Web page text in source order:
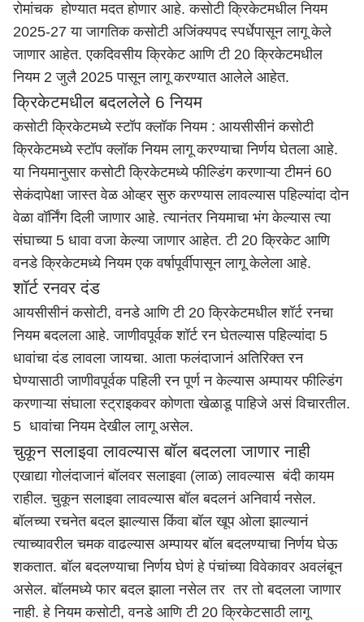
रोमांचक होण्यात मदत होणार आहे. कसोटी क्रिकेटमधील नियम
2025-27 या जागतिक कसोटी अजिंक्यपद स्पर्धेपासून लागू केले
जाणार आहेत. एकदिवसीय क्रिकेट आणि टी 20 क्रिकेटमधील
नियम 2 जुलै 2025 पासून लागू करण्यात आलेले आहेत.
क्रिकेटमधील बदललेले 6 नियम
कसोटी क्रिकेटमध्ये स्टॉप क्लॉक नियम : आयसीसीनं कसोटी
क्रिकेटमध्ये स्टॉप क्लॉक नियम लागू करण्याचा निर्णय घेतला आहे.
या नियमानुसार कसोटी क्रिकेटमध्ये फील्डिंग करणाऱ्या टीमनं 60
सेकंदापेक्षा जास्त वेळ ओव्हर सुरु करण्यास लावल्यास पहिल्यांदा दोन
वेळा वॉर्निंग दिली जाणार आहे. त्यानंतर नियमाचा भंग केल्यास त्या
संघाच्या 5 धावा वजा केल्या जाणार आहेत. टी 20 क्रिकेट आणि
वनडे क्रिकेटमध्ये नियम एक वर्षापूर्वीपासून लागू केलेला आहे.
शॉर्ट रनवर दंड
आयसीसीनं कसोटी, वनडे आणि टी 20 क्रिकेटमधील शॉर्ट रनचा
नियम बदलला आहे. जाणीवपूर्वक शॉर्ट रन घेतल्यास पहिल्यांदा 5
धावांचा दंड लावला जायचा. आता फलंदाजानं अतिरिक्त रन
घेण्यासाठी जाणीवपूर्वक पहिली रन पूर्ण न केल्यास अम्पायर फील्डिंग
करणाऱ्या संघाला स्ट्राइकवर कोणता खेळाडू पाहिजे असं विचारतील.
5 धावांचा नियम देखील लागू असेल.
चुकून सलाइवा लावल्यास बॉल बदलला जाणार नाही
एखाद्या गोलंदाजानं बॉलवर सलाइवा (लाळ) लावल्यास बंदी कायम
राहील. चुकून सलाइवा लावल्यास बॉल बदलनं अनिवार्य नसेल.
बॉलच्या रचनेत बदल झाल्यास किंवा बॉल खूप ओला झाल्यानं
त्याच्यावरील चमक वाढल्यास अम्पायर बॉल बदलण्याचा निर्णय घेऊ
शकतात. बॉल बदलण्याचा निर्णय घेणं हे पंचांच्या विवेकावर अवलंबून
असेल. बॉलमध्ये फार बदल झाला नसेल तर तर तो बदलला जाणार
नाही. हे नियम कसोटी, वनडे आणि टी 20 क्रिकेटसाठी लागू